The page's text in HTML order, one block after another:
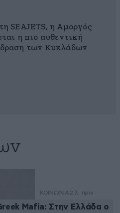
SEAJETS, η Αμοργός
η πιο αυθεντική
των Κυκλάδων
ΚΟΙΝΩΝΙΑ2 λ. πριν
Mafia: Στην Ελλάδα ο